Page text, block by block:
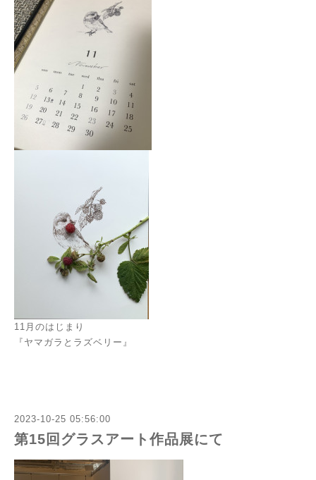
11月のはじまり
『ヤマガラとラズベリー』
2023-10-25 05:56:00
第15回グラスアート作品展にて